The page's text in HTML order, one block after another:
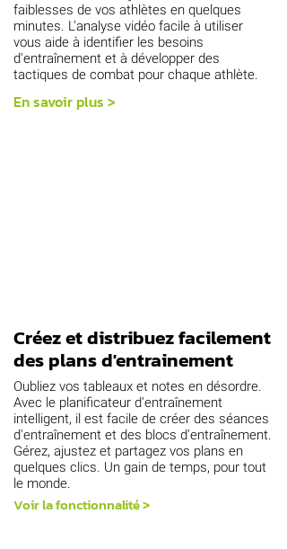
faiblesses de vos athlètes en quelques
minutes. L'analyse vidéo facile à utiliser
vous aide à identifier les besoins
d'entraînement et à développer des
tactiques de combat pour chaque athlète.
En savoir plus >
Créez et distribuez facilement
des plans d'entrainement
Oubliez vos tableaux et notes en désordre.
Avec le planificateur d'entraînement
intelligent, il est facile de créer des séances
d'entraînement et des blocs d'entraînement.
Gérez, ajustez et partagez vos plans en
quelques clics. Un gain de temps, pour tout
le monde.
Voir la fonctionnalité >